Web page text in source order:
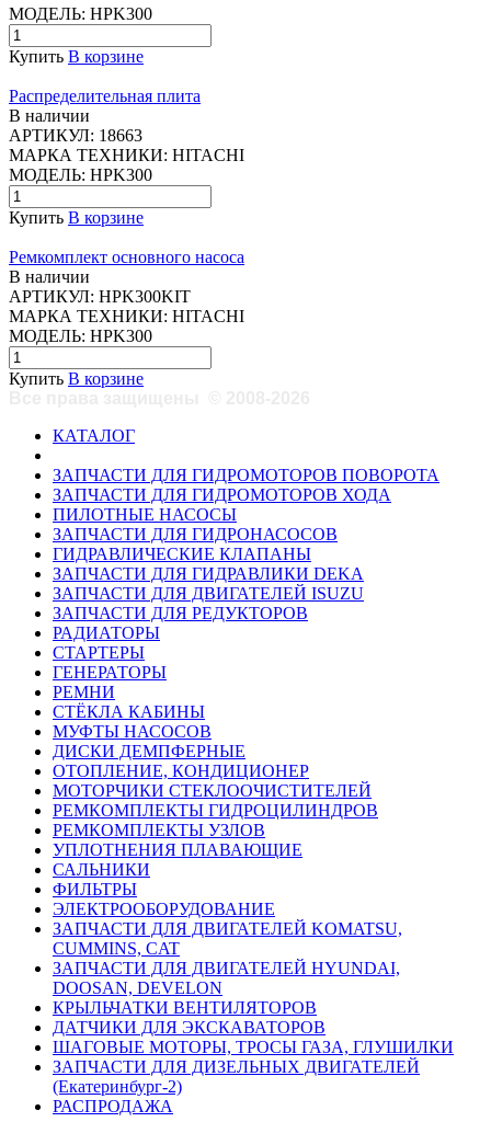
МОДЕЛЬ: HPK300
Купить В корзине
Распределительная плита
В наличии
АРТИКУЛ: 18663
МАРКА ТЕХНИКИ: HITACHI
МОДЕЛЬ: HPK300
Купить В корзине
Ремкомплект основного насоса
В наличии
АРТИКУЛ: HPK300KIT
МАРКА ТЕХНИКИ: HITACHI
МОДЕЛЬ: HPK300
Купить В корзине
КАТАЛОГ
ЗАПЧАСТИ ДЛЯ ГИДРОМОТОРОВ ПОВОРОТА
ЗАПЧАСТИ ДЛЯ ГИДРОМОТОРОВ ХОДА
ПИЛОТНЫЕ НАСОСЫ
ЗАПЧАСТИ ДЛЯ ГИДРОНАСОСОВ
ГИДРАВЛИЧЕСКИЕ КЛАПАНЫ
ЗАПЧАСТИ ДЛЯ ГИДРАВЛИКИ DEKA
ЗАПЧАСТИ ДЛЯ ДВИГАТЕЛЕЙ ISUZU
ЗАПЧАСТИ ДЛЯ РЕДУКТОРОВ
РАДИАТОРЫ
СТАРТЕРЫ
ГЕНЕРАТОРЫ
РЕМНИ
СТЁКЛА КАБИНЫ
МУФТЫ НАСОСОВ
ДИСКИ ДЕМПФЕРНЫЕ
ОТОПЛЕНИЕ, КОНДИЦИОНЕР
МОТОРЧИКИ СТЕКЛООЧИСТИТЕЛЕЙ
РЕМКОМПЛЕКТЫ ГИДРОЦИЛИНДРОВ
РЕМКОМПЛЕКТЫ УЗЛОВ
УПЛОТНЕНИЯ ПЛАВАЮЩИЕ
САЛЬНИКИ
ФИЛЬТРЫ
ЭЛЕКТРООБОРУДОВАНИЕ
ЗАПЧАСТИ ДЛЯ ДВИГАТЕЛЕЙ KOMATSU,
CUMMINS, CAT
ЗАПЧАСТИ ДЛЯ ДВИГАТЕЛЕЙ HYUNDAI,
DOOSAN, DEVELON
КРЫЛЬЧАТКИ ВЕНТИЛЯТОРОВ
ДАТЧИКИ ДЛЯ ЭКСКАВАТОРОВ
ШАГОВЫЕ МОТОРЫ, ТРОСЫ ГАЗА, ГЛУШИЛКИ
ЗАПЧАСТИ ДЛЯ ДИЗЕЛЬНЫХ ДВИГАТЕЛЕЙ
(Екатеринбург-2)
РАСПРОДАЖА